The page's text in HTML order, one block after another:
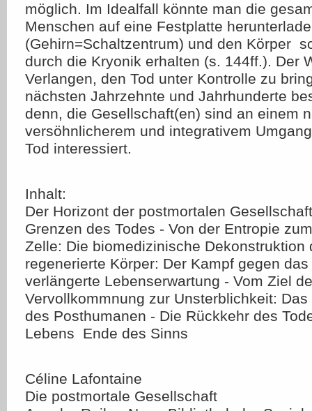
möglich. Im Idealfall könnte man die
Menschen auf eine Festplatte
(Gehirn=Schaltzentrum) und den Körper 
durch die Kryonik erhalten (s. 144ff.). Der
Verlangen, den Tod unter Kontrolle zu
nächsten Jahrzehnte und Jahrhunderte
denn, die Gesellschaft(en) sind an einem
versöhnlicherem und integrativem
Tod interessiert.
Inhalt:
Der Horizont der postmortalen
Grenzen des Todes - Von der Entropie
Zelle: Die biomedizinische Dekonstruktion
regenerierte Körper: Der Kampf gegen
verlängerte Lebenserwartung - Vom Ziel
Vervollkommnung zur Unsterblichkeit:
des Posthumanen - Die Rückkehr des
Lebens  Ende des Sinns
Céline Lafontaine
Die postmortale Gesellschaft